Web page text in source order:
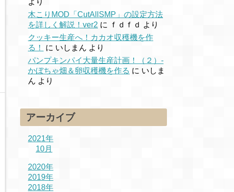
より
木こりMOD「CutAllSMP」の設定方法
を詳しく解説！ver2 に ｆｄｆｄ より
クッキー生産へ！カカオ収穫機を作
る！
に いしまん より
パンプキンパイ大量生産計画！（２）-
かぼちゃ畑＆卵収穫機を作る に いしま
ん より
アーカイブ
2021年
10月
2020年
2019年
2018年